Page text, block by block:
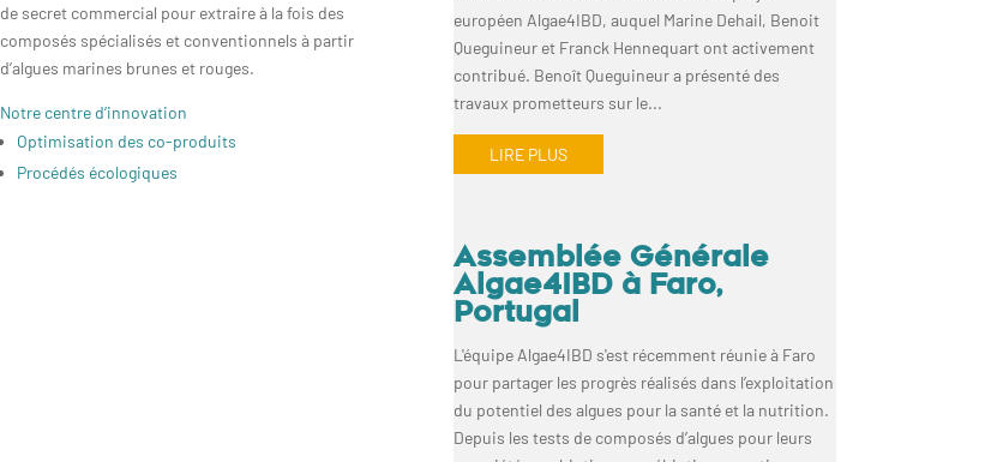
de secret commercial pour extraire à la fois des
composés spécialisés et conventionnels à partir
d’algues marines brunes et rouges.
Notre centre d’innovation
Optimisation des co-produits
Procédés écologiques
européen Algae4IBD, auquel Marine Dehail, Benoit
Queguineur et Franck Hennequart ont activement
contribué. Benoît Queguineur a présenté des
travaux prometteurs sur le...
LIRE PLUS
Assemblée Générale
Algae4IBD à Faro,
Portugal
L'équipe Algae4IBD s'est récemment réunie à Faro
pour partager les progrès réalisés dans l’exploitation
du potentiel des algues pour la santé et la nutrition.
Depuis les tests de composés d’algues pour leurs